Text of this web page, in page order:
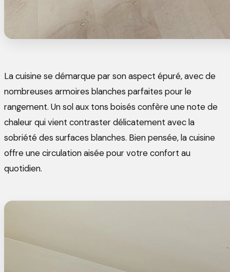
La cuisine se démarque par son aspect épuré, avec de
nombreuses armoires blanches parfaites pour le
rangement. Un sol aux tons boisés confère une note de
chaleur qui vient contraster délicatement avec la
sobriété des surfaces blanches. Bien pensée, la cuisine
offre une circulation aisée pour votre confort au
quotidien.